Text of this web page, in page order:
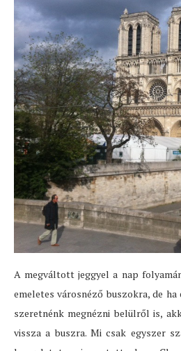
A megváltott jeggyel a nap
emeletes városnéző buszokra, de
szeretnénk megnézni belülről is,
vissza a buszra. Mi csak egyszer